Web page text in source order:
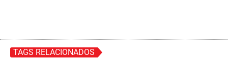
TAGS RELACIONADOS